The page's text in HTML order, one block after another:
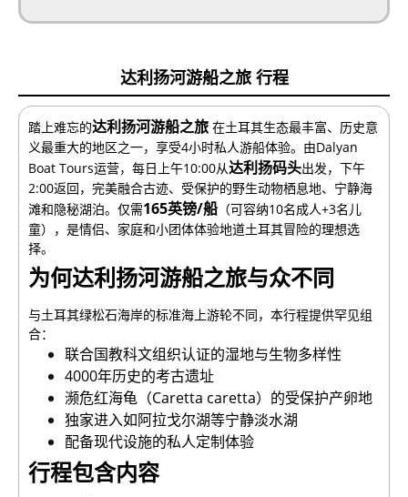
达利扬河游船之旅 行程
踏上难忘的达利扬河游船之旅 在土耳其生态最丰富、历史意
义最重大的地区之一，享受4小时私人游船体验。由Dalyan
Boat Tours运营，每日上午10:00从达利扬码头出发，下午
2:00返回，完美融合古迹、受保护的野生动物栖息地、宁静海
滩和隐秘湖泊。仅需165英镑/船 （可容纳10名成人+3名儿
童），是情侣、家庭和小团体体验地道土耳其冒险的理想选
择。
为何达利扬河游船之旅与众不同
与土耳其绿松石海岸的标准海上游轮不同，本行程提供罕见组
合：
联合国教科文组织认证的湿地与生物多样性
4000年历史的考古遗址
濒危红海龟（Caretta caretta）的受保护产卵地
独家进入如阿拉戈尔湖等宁静淡水湖
配备现代设施的私人定制体验
行程包含内容